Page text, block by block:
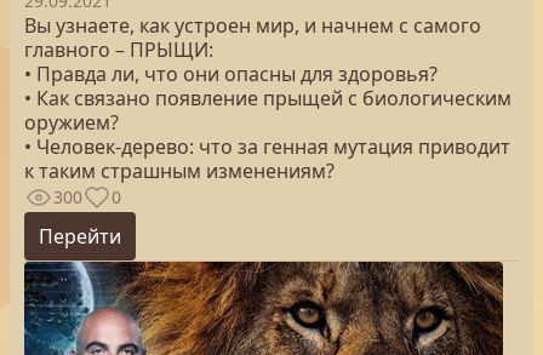
Вы узнаете, как устроен мир, и начнем с самого
главного – ПРЫЩИ:
• Правда ли, что они опасны для здоровья?
• Как связано появление прыщей с биологическим
оружием?
• Человек-дерево: что за генная мутация приводит
к таким страшным изменениям?
300 0
Перейти